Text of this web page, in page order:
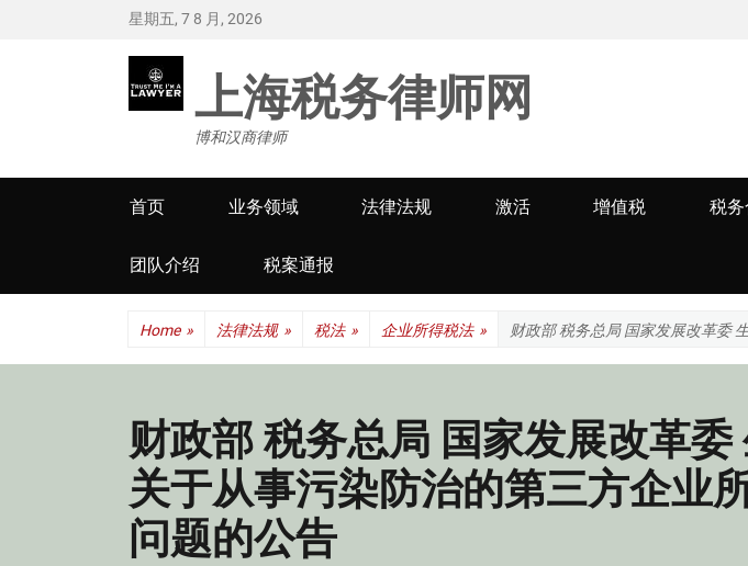
星期五, 7 8 月, 2026
上海税务律师网
博和汉商律师
Primary
menu
首页 业务领域 法律法规 激活 增值税 税
团队介绍 税案通报
Home » 法律法规 » 税法 » 企业所得税法 » 财政部 税务总局 国家发展改革委
财政部 税务总局 国家发展改革
关于从事污染防治的第三方企业
问题的公告